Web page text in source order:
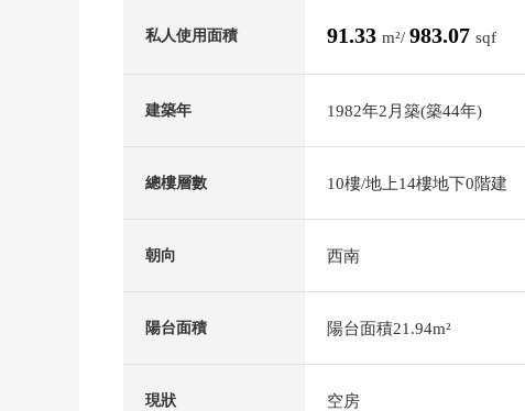
私人使用面積 91.33 m²/ 983.07 sqf
建築年 1982年2月築(築44年)
總樓層數 10樓/地上14樓地下0階建
朝向 西南
陽台面積 陽台面積21.94m²
現狀 空房